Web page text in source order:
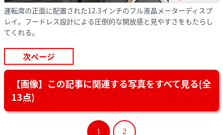
運転席の正面に配置された12.3インチのフル液晶メーターディスプ
レイ。フードレス設計による圧倒的な開放感と見やすさをもたらし
てくれる。
次ページ
【画像】この記事に関連する写真をすべて見る(全
13点)
1 2